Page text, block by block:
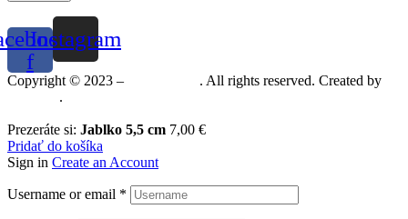
f
Instagram
Copyright © 2023 –
. All rights reserved. Created by
.
Prezeráte si: Jablko 5,5 cm 7,00 €
Pridať do košíka
Sign in Create an Account
Username or email *